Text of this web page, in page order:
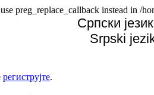
preg_replace_callback instead in
Српски
Srpski
региструјте.